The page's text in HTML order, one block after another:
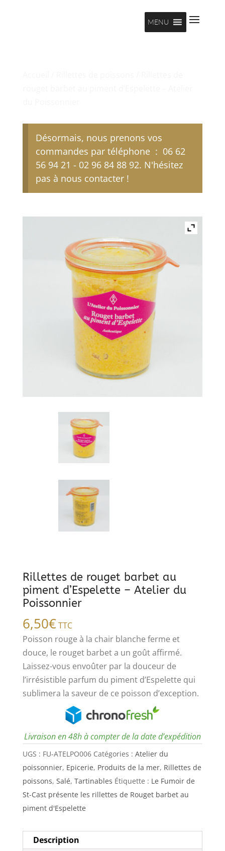
MENU
Désormais, nous prenons vos
commandes par téléphone : 06 62
56 94 21 - 02 96 84 88 92. N'hésitez
pas à nous contacter !
Rillettes de rouget barbet au
piment d’Espelette – Atelier du
Poissonnier
6,50€TTC
Poisson rouge à la chair blanche ferme et
douce, le rouget barbet a un goût affirmé.
Laissez-vous envoûter par la douceur de
l’irrésistible parfum du piment d’Espelette qui
sublimera la saveur de ce poisson d’exception.
Livraison en 48h à compter de la date d’expédition
UGS : FU-ATELPO006 Catégories : Atelier du
poissonnier, Epicerie, Produits de la mer, Rillettes de
poissons, Salé, Tartinables Étiquette : Le Fumoir de
St-Cast présente les rillettes de Rouget barbet au
piment d'Espelette
Description